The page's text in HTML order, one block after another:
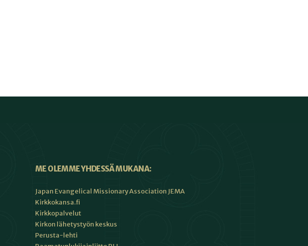
ME OLEMME YHDESSÄ MUKANA:
Japan Evangelical Missionary Association JEMA
Kirkkokansa.fi
Kirkkopalvelut
Kirkon lähetystyön keskus
Perusta-lehti